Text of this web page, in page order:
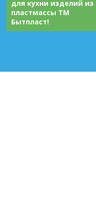
для кухни изделий из
пластмассы ТМ
Бытпласт!